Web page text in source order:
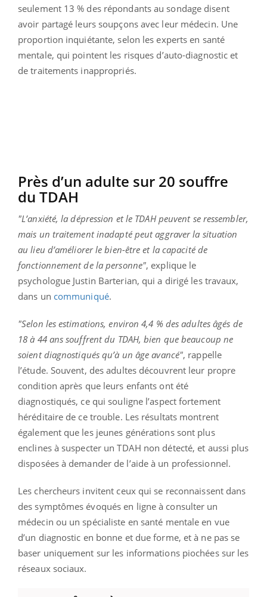
seulement 13 % des répondants au sondage disent
avoir partagé leurs soupçons avec leur médecin. Une
proportion inquiétante, selon les experts en santé
mentale, qui pointent les risques d’auto-diagnostic et
de traitements inappropriés.
Près d’un adulte sur 20 souffre
du TDAH
"L’anxiété, la dépression et le TDAH peuvent se ressembler,
mais un traitement inadapté peut aggraver la situation
au lieu d’améliorer le bien-être et la capacité de
fonctionnement de la personne", explique le
psychologue Justin Barterian, qui a dirigé les travaux,
dans un communiqué.
"Selon les estimations, environ 4,4 % des adultes âgés de
18 à 44 ans souffrent du TDAH, bien que beaucoup ne
soient diagnostiqués qu’à un âge avancé", rappelle
l’étude. Souvent, des adultes découvrent leur propre
condition après que leurs enfants ont été
diagnostiqués, ce qui souligne l’aspect fortement
héréditaire de ce trouble. Les résultats montrent
également que les jeunes générations sont plus
enclines à suspecter un TDAH non détecté, et aussi plus
disposées à demander de l’aide à un professionnel.
Les chercheurs invitent ceux qui se reconnaissent dans
des symptômes évoqués en ligne à consulter un
médecin ou un spécialiste en santé mentale en vue
d’un diagnostic en bonne et due forme, et à ne pas se
baser uniquement sur les informations piochées sur les
réseaux sociaux.